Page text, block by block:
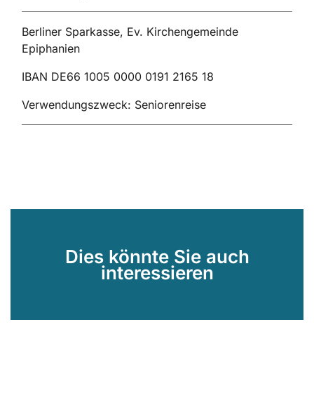
Berliner Sparkasse, Ev. Kirchengemeinde
Epiphanien
IBAN DE66 1005 0000 0191 2165 18
Verwendungszweck: Seniorenreise
Dies könnte Sie auch
interessieren